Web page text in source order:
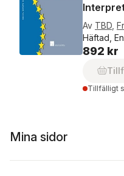
Av TBD
Häftad,
892 kr
Tillfälligt
Mina sidor